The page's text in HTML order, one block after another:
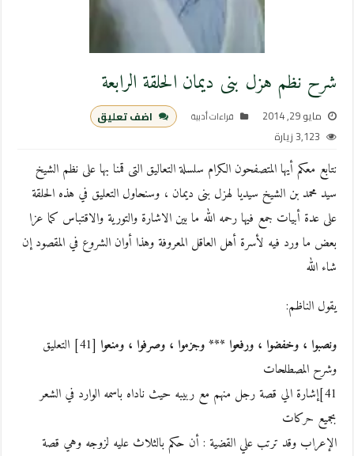
شرح نظم هزل بنى ديمان الحلقة الرابعة
مايو 29, 2014 قراءات أدبية
اضف تعليق
3,123 زيارة
نتابع معكم أيها المتصفحون الكرام سلسلة التعاليق التى قمنا بها على نظم الشيخ
سيد محمد بن الشيخ سيديا لهزل بنى ديمان ، وسنحاول التعليق في هذه الحلقة
على عدة أبيات جمع فيها رحمه الله ما بين الاشارة والتورية والاقتباس كما عزا
بعض ما ورد فيه لأسرة أهل العاقل المعروفة وهذا أوان الشروع في المقصود إن
شاء الله
يقول الناظم:
ونصبوا ، وخفضوا ، ورفعوا *** وجزموا ، وصرفوا ، ومنعوا
[41] التعليق
وشرح المصطلحات
41]إشارة الي قصة رجل منهم مع ربيبه حيث ناداه باسمه الوارد في الشعر
بجميع حركات
الإعراب وقد ترتب علي القضية : أن حكم بالثلاث عليه لزوجه وهي قصة